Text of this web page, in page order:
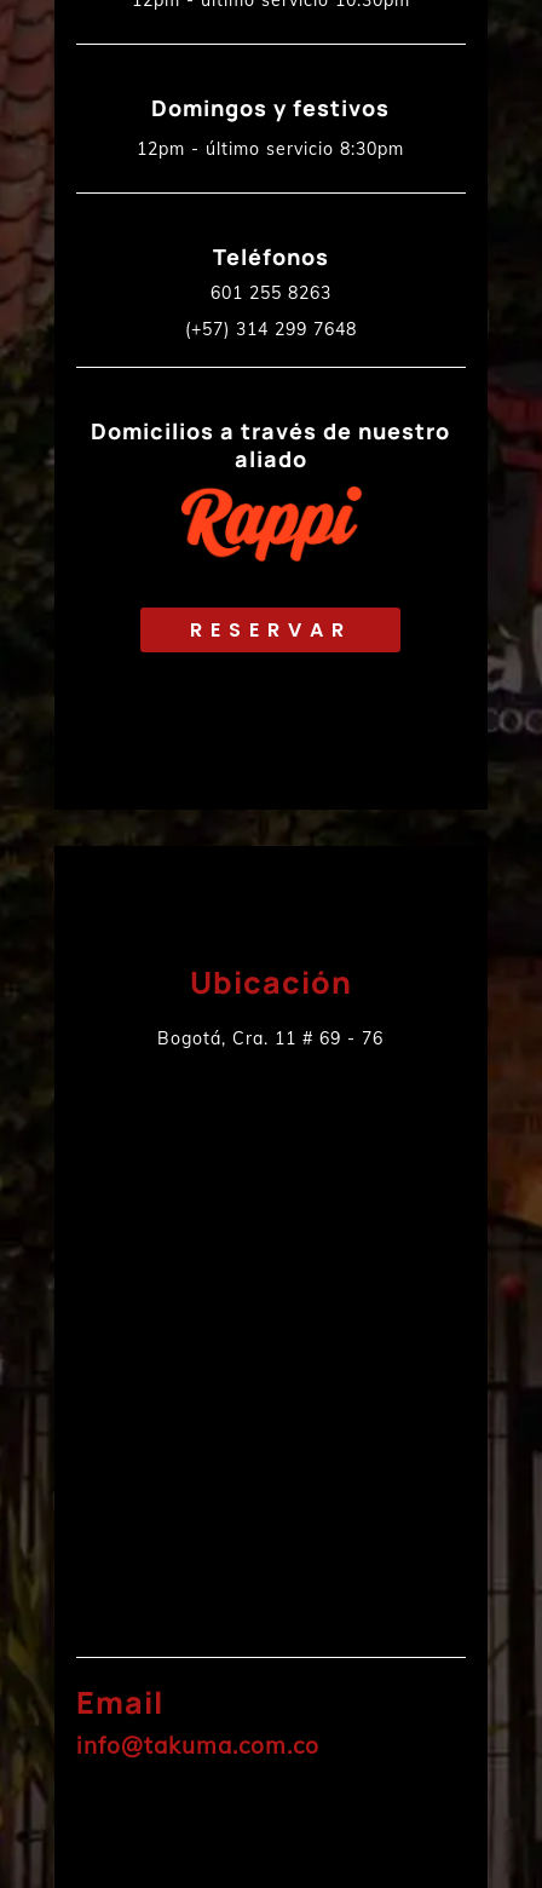
Domingos y festivos
12pm - último servicio 8:30pm
Teléfonos
601 255 8263
(+57) 314 299 7648
Domicilios a través de nuestro
aliado
RESERVAR
Ubicación
Bogotá, Cra. 11 # 69 - 76
Email
info@takuma.com.co